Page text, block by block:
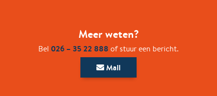
Meer weten?
Bel 026 – 35 22 888 of stuur een bericht.
Mail